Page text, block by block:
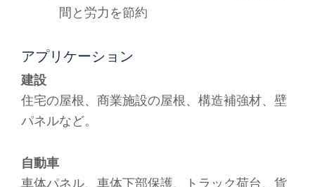
間と労力を節約
アプリケーション
建設
住宅の屋根、商業施設の屋根、構造補強材、壁
パネルなど。
自動車
車体パネル、車体下部保護、トラック荷台、貨